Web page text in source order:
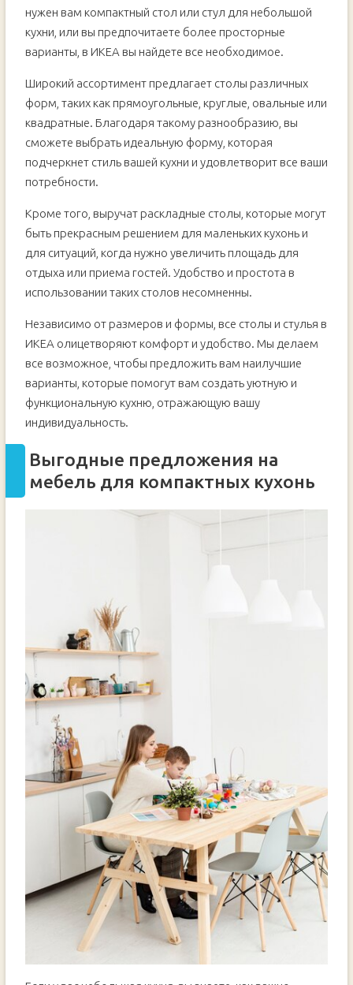
нужен вам компактный стол или стул для небольшой
кухни, или вы предпочитаете более просторные
варианты, в ИКЕА вы найдете все необходимое.
Широкий ассортимент предлагает столы различных
форм, таких как прямоугольные, круглые, овальные или
квадратные. Благодаря такому разнообразию, вы
сможете выбрать идеальную форму, которая
подчеркнет стиль вашей кухни и удовлетворит все ваши
потребности.
Кроме того, выручат раскладные столы, которые могут
быть прекрасным решением для маленьких кухонь и
для ситуаций, когда нужно увеличить площадь для
отдыха или приема гостей. Удобство и простота в
использовании таких столов несомненны.
Независимо от размеров и формы, все столы и стулья в
ИКЕА олицетворяют комфорт и удобство. Мы делаем
все возможное, чтобы предложить вам наилучшие
варианты, которые помогут вам создать уютную и
функциональную кухню, отражающую вашу
индивидуальность.
Выгодные предложения на
мебель для компактных кухонь